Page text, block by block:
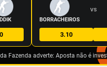
BORRACHEIROS
VS
3.10
Fazenda adverte: Aposta não é